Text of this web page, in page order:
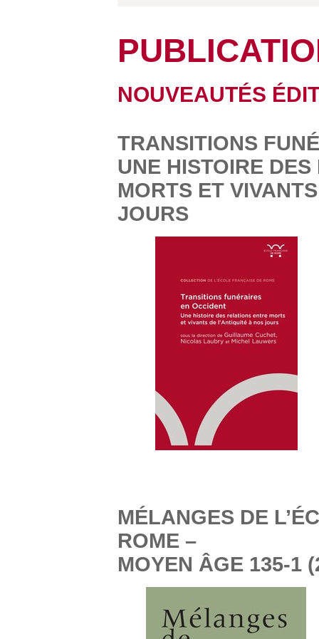
NOUVEAUTÉS
TRANSITIONS
UNE HISTOIRE
MORTS ET
JOURS
MÉLANGES DE
ROME –
MOYEN ÂGE 135-1